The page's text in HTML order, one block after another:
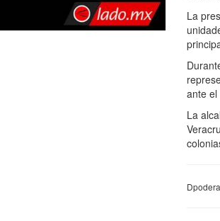
La
ante
La